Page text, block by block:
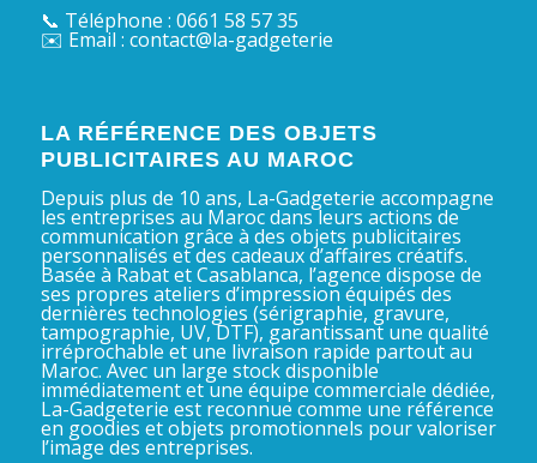
📞 Téléphone : 0661 58 57 35
✉️ Email : contact@la-gadgeterie
LA RÉFÉRENCE DES OBJETS
PUBLICITAIRES AU MAROC
Depuis plus de 10 ans, La-Gadgeterie accompagne
les entreprises au Maroc dans leurs actions de
communication grâce à des objets publicitaires
personnalisés et des cadeaux d’affaires créatifs.
Basée à Rabat et Casablanca, l’agence dispose de
ses propres ateliers d’impression équipés des
dernières technologies (sérigraphie, gravure,
tampographie, UV, DTF), garantissant une qualité
irréprochable et une livraison rapide partout au
Maroc. Avec un large stock disponible
immédiatement et une équipe commerciale dédiée,
La-Gadgeterie est reconnue comme une référence
en goodies et objets promotionnels pour valoriser
l’image des entreprises.